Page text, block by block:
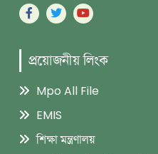
প্রয়োজনীয় লিংক
Mpo All File
EMIS
শিক্ষা মন্ত্রণালয়